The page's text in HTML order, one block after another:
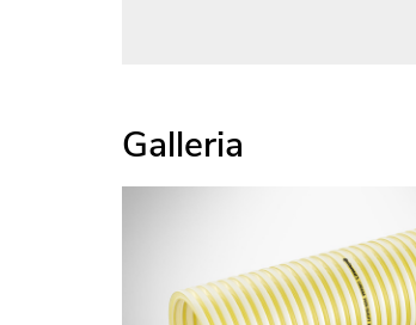
Galleria